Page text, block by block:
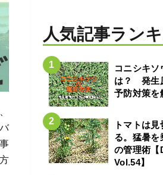
人気記事ラン
コニシキソ
は？ 発生
予防対策を
トマトは
る。猛暑を
の管理術【
Vol.54】